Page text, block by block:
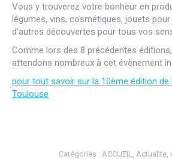
Vous y trouverez votre bonheur en
légumes, vins, cosmétiques, jouets
d’autres découvertes pour tous vos
Comme lors des 8 précédentes
attendons nombreux à cet évènement
pour tout savoir sur la 10ème édition de
Toulouse
Catégories : ACCUEIL, Actualite,